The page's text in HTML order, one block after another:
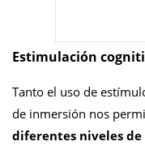
Estimulación
Tanto el uso de
de inmersión nos
diferentes niveles